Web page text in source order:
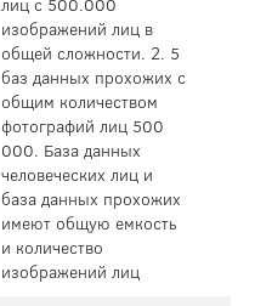
изображений лиц в
общей сложности. 2. 5
баз данных прохожих с
общим количеством
фотографий лиц 500
000. База данных
человеческих лиц и
база данных прохожих
имеют общую емкость
и количество
изображений лиц